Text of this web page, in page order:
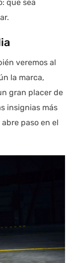
que sea
veremos al
la marca,
gran placer de
insignias más
paso en el